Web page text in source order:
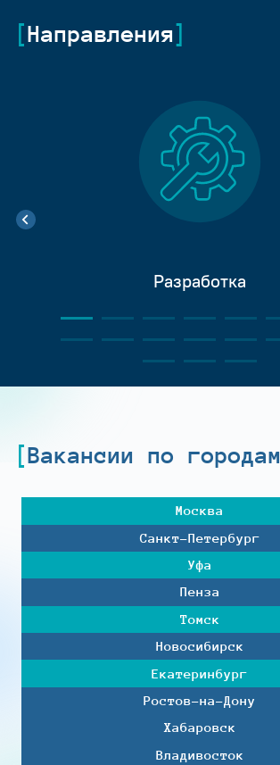
Направления
Разработка
Вакансии по городам
Москва
Санкт-Петербург
Уфа
Пенза
Томск
Новосибирск
Екатеринбург
Ростов-на-Дону
Хабаровск
Владивосток